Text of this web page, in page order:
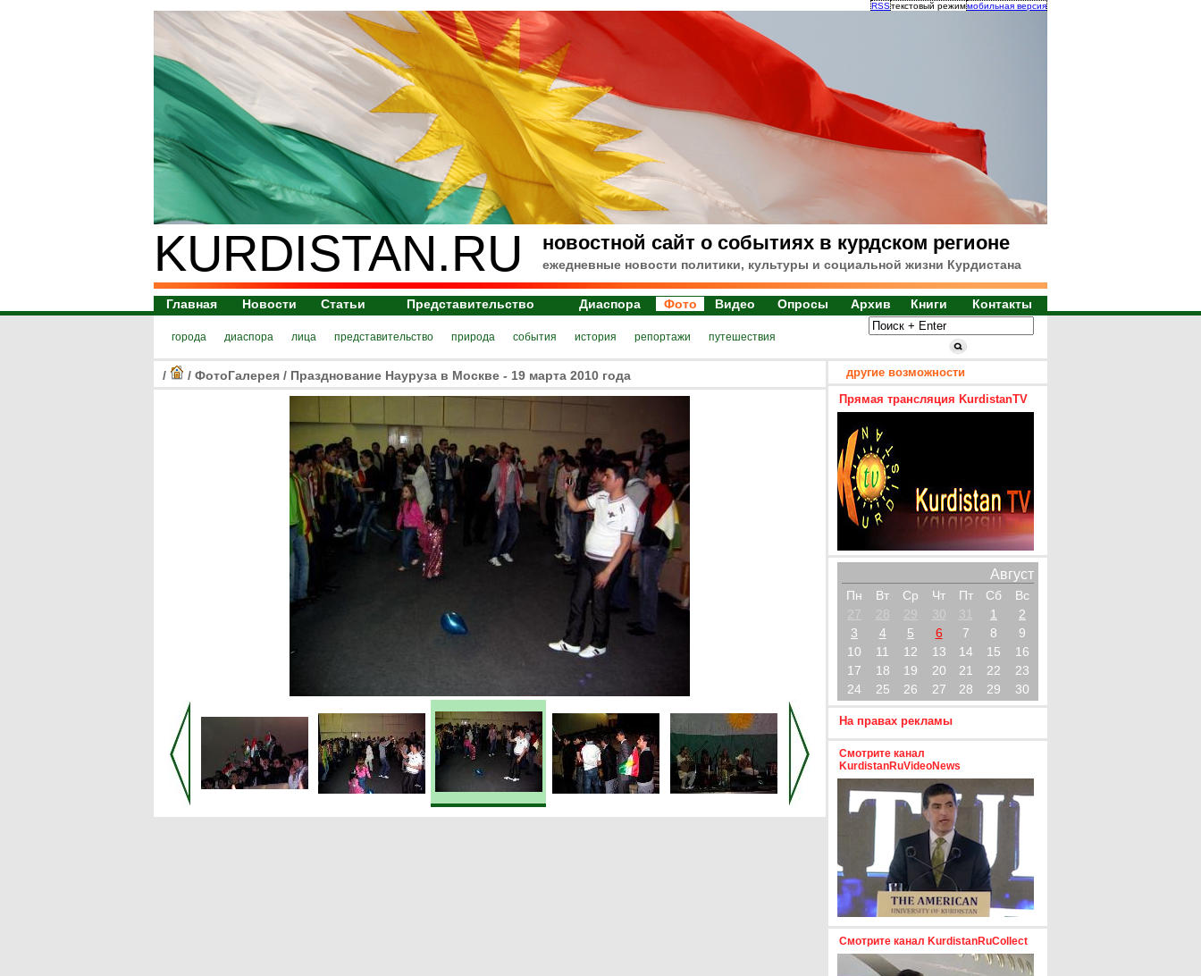
RSSтекстовый режиммобильная версия
KURDISTAN.RU новостной сайт о событиях в курдском регионе
ежедневные новости политики, культуры и социальной жизни Курдистана
Главная Новости Статьи Представительство Диаспора Фото Видео Опросы Архив Книги Контакты
города диаспора лица представительство природа события история репортажи путешествия
/ / ФотоГалерея / Празднование Науруза в Москве - 19 марта 2010 года
другие возможности
Прямая трансляция KurdistanTV
Август
Пн Вт Ср Чт Пт Сб
Вс
27
28 29 30 31 1
2
3
4 5 6 7 8
9
10
11 12 13 14 15
16
17
18 19 20 21 22
23
24
25 26 27 28 29 30
На правах рекламы
Смотрите канал
KurdistanRuVideoNews
Смотрите канал KurdistanRuCollect